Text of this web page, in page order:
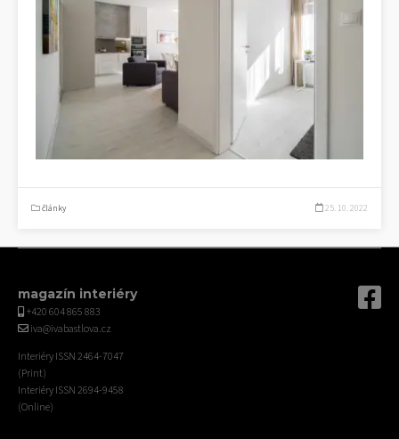
články 25. 10. 2022
magazín interiéry
+420 604 865 883
iva@ivabastlova.cz
Interiéry ISSN 2464-7047
(Print)
Interiéry ISSN 2694-9458
(Online)